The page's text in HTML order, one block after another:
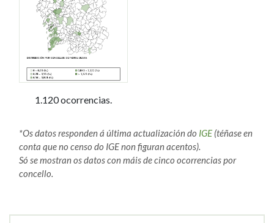
1.120 ocorrencias.
*Os datos responden á última actualización do IGE (téñase en
conta que no censo do IGE non figuran acentos).
Só se mostran os datos con máis de cinco ocorrencias por
concello.